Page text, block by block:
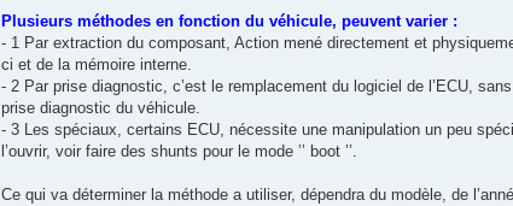
Plusieurs méthodes en fonction du véhicule, peuvent varier :
- 1 Par extraction du composant, Action mené directement et
ci et de la mémoire interne.
- 2 Par prise diagnostic, c’est le remplacement du logiciel de l’ECU,
prise diagnostic du véhicule.
- 3 Les spéciaux, certains ECU, nécessite une manipulation un peu
l’ouvrir, voir faire des shunts pour le mode ’’ boot ’’.
Ce qui va déterminer la méthode a utiliser, dépendra du modèle, de